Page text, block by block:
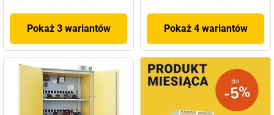
Pokaż 3 wariantów Pokaż 4 wariantów